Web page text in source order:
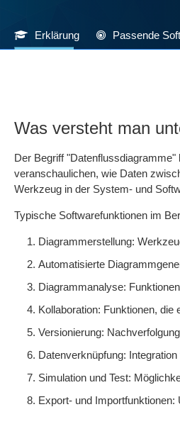
Erklärung Passende
Was versteht man
Der Begriff
veranschaulichen, wie Daten
Werkzeug in der System- und
Typische Softwarefunktionen im
Diagrammerstellung:
Automatisierte
Diagrammanalyse:
Kollaboration: Funktionen,
Versionierung:
Datenverknüpfung:
Simulation und Test:
Export- und